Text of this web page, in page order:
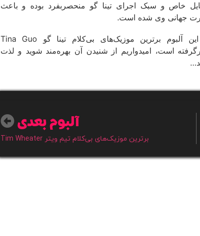
خاص و سبک اجرای تینا گو منحصربفرد بوده و باعث
جهانی وی شده است.
در این آلبوم برترین موزیک‌های بی‌کلام تینا گو Tina Guo
است، امیدواریم از شنیدن آن بهره‌مند شوید و لذت
آلبوم بعدی
برترین موزیک‌های بی‌کلام تیم ویتر Tim Wheater